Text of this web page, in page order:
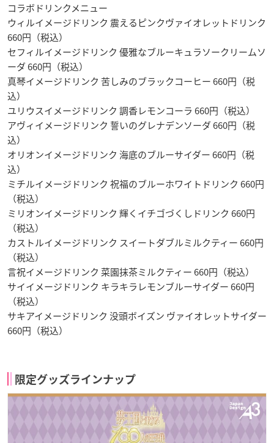
コラボドリンクメニュー
ウィルイメージドリンク 震えるピンクヴァイオレットドリンク
660円（税込）
セフィルイメージドリンク 優雅なブルーキュラソークリームソ
ーダ 660円（税込）
真琴イメージドリンク 苦しみのブラックコーヒー 660円（税
込）
ユリウスイメージドリンク 調香レモンコーラ 660円（税込）
アヴィイメージドリンク 誓いのグレナデンソーダ 660円（税
込）
オリオンイメージドリンク 海底のブルーサイダー 660円（税
込）
ミチルイメージドリンク 祝福のブルーホワイトドリンク 660円
（税込）
ミリオンイメージドリンク 輝くイチゴづくしドリンク 660円
（税込）
カストルイメージドリンク スイートダブルミルクティー 660円
（税込）
言祝イメージドリンク 菜園抹茶ミルクティー 660円（税込）
サイイメージドリンク キラキラレモンブルーサイダー 660円
（税込）
サキアイメージドリンク 没頭ボイズン ヴァイオレットサイダー
660円（税込）
限定グッズラインナップ